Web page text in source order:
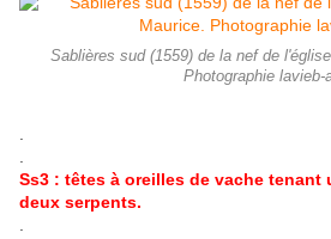
Sablières sud (1559) de la nef de
Photographie lavieb-
.
.
Ss3 : têtes à oreilles de vache tenant
deux serpents.
.